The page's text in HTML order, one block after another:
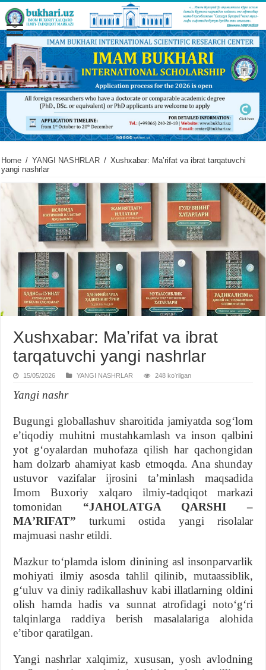
Home / YANGI NASHRLAR / Xushxabar: Maʼrifat va ibrat tarqatuvchi
yangi nashrlar
Xushxabar: Maʼrifat va ibrat
tarqatuvchi yangi nashrlar
15/05/2026 YANGI NASHRLAR 248 koʻrilgan
Yangi nashr
Bugungi globallashuv sharoitida jamiyatda sogʻlom
eʼtiqodiy muhitni mustahkamlash va inson qalbini
yot gʻoyalardan muhofaza qilish har qachongidan
ham dolzarb ahamiyat kasb etmoqda. Ana shunday
ustuvor vazifalar ijrosini taʼminlash maqsadida
Imom Buxoriy xalqaro ilmiy-tadqiqot markazi
tomonidan “JAHOLATGA QARSHI –
MAʼRIFAT” turkumi ostida yangi risolalar
majmuasi nashr etildi.
Mazkur toʻplamda islom dinining asl insonparvarlik
mohiyati ilmiy asosda tahlil qilinib, mutaassiblik,
gʻuluv va diniy radikallashuv kabi illatlarning oldini
olish hamda hadis va sunnat atrofidagi notoʻgʻri
talqinlarga raddiya berish masalalariga alohida
eʼtibor qaratilgan.
Yangi nashrlar xalqimiz, xususan, yosh avlodning